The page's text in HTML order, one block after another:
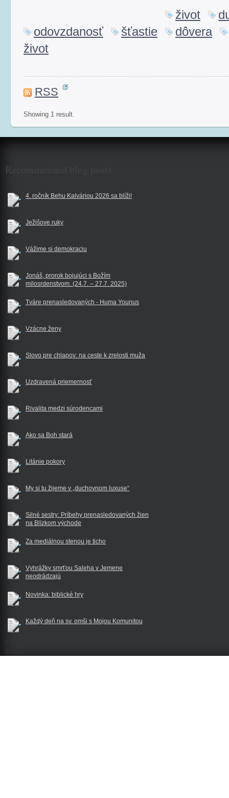
život
odovzdanosť
šťastie
dôvera
život
RSS
Showing 1 result.
Recommended blog posts
4. ročník Behu Kalváriou 2026 sa blíži!
Ježišove ruky
Vážime si demokraciu
Jonáš, prorok bojujúci s Božím
milosrdenstvom. (24.7. – 27.7. 2025)
Tváre prenasledovaných - Huma Younus
Vzácne ženy
Slovo pre chlapov: na ceste k zrelosti muža
Uzdravená priemernosť
Rivalita medzi súrodencami
Ako sa Boh stará
Litánie pokory
My si tu žijeme v „duchovnom luxuse“
Silné sestry: Príbehy prenasledovaných žien
na Blízkom východe
Za mediálnou stenou je ticho
Vyhrážky smrťou Saleha v Jemene
neodrádzajú
Novinka: biblické hry
Každý deň na sv. omši s Mojou Komunitou